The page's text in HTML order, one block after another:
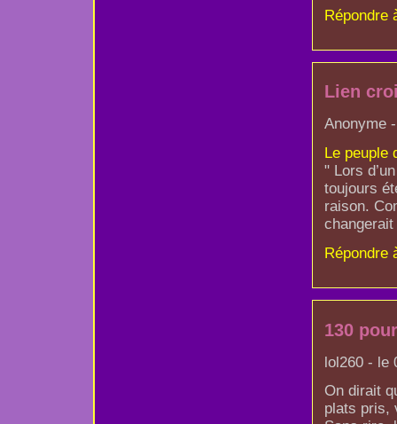
Répondre
Lien
Anonyme
Le peuple
" Lors
toujours
raison.
Répondre
130
lol260 - le
On dirait
plats pris,